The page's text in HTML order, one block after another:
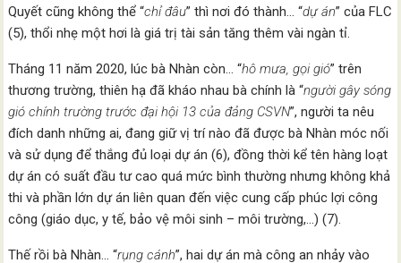
Quyết cũng không thể “chỉ đâu” thì nơi đó thành… “dự án” của FLC
(5), thổi nhẹ một hơi là giá trị tài sản tăng thêm vài ngàn tỉ.
Tháng 11 năm 2020, lúc bà Nhàn còn… “hô mưa, gọi gió” trên
thương trường, thiên hạ đã kháo nhau bà chính là “người gây sóng
gió chính trường trước đại hội 13 của đảng CSVN”, người ta nêu
đích danh những ai, đang giữ vị trí nào đã được bà Nhàn móc nối
và sử dụng để thắng đủ loại dự án (6), đồng thời kể tên hàng loạt
dự án có suất đầu tư cao quá mức bình thường nhưng không khả
thi và phần lớn dự án liên quan đến việc cung cấp phúc lợi công
công (giáo dục, y tế, bảo vệ môi sinh – môi trường,…) (7).
Thế rồi bà Nhàn… “rụng cánh”, hai dự án mà công an nhảy vào